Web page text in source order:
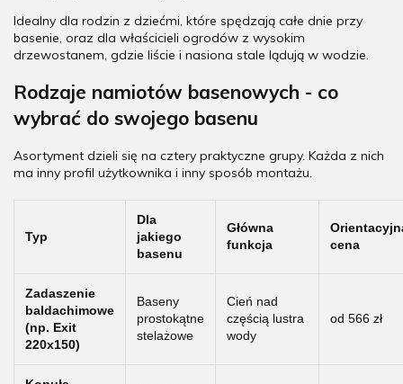
Idealny dla rodzin z dziećmi, które spędzają całe dnie przy
basenie, oraz dla właścicieli ogrodów z wysokim
drzewostanem, gdzie liście i nasiona stale lądują w wodzie.
Rodzaje namiotów basenowych - co
wybrać do swojego basenu
Asortyment dzieli się na cztery praktyczne grupy. Każda z nich
ma inny profil użytkownika i inny sposób montażu.
Typ
Dla
jakiego
basenu
Główna
funkcja
cena
Zadaszenie
baldachimowe
(np. Exit
220x150)
Baseny
prostokątne
stelażowe
Cień nad
częścią lustra
wody
od 566 zł